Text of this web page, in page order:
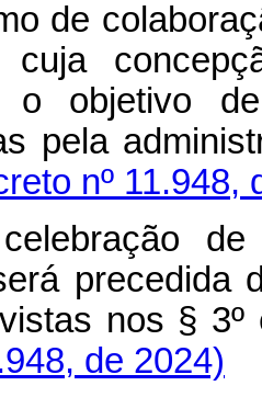
de
cuja
o objetivo
pela
nº 11.948,
de
precedida
nos §
de 2024)